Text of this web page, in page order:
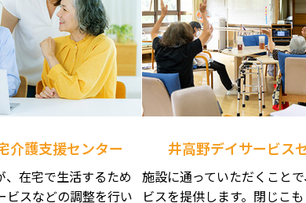
介護支援センター
、在宅で生活するため
ビスなどの調整を行い
井高野デイサービス
施設に通っていただくこと
ビスを提供します。閉じこ